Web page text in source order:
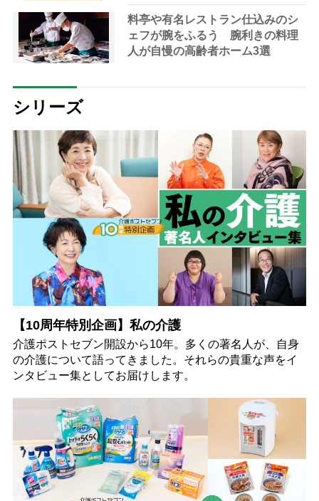
生きスープ」レシピを紹介
料亭や有名レストラン仕込みのシ
ェフが腕をふるう 腕利きの料理
人が自慢の高齢者ホーム3選
シリーズ
【10周年特別企画】私の介護
介護ポストセブン開設から10年。多くの著名人が、自身
の介護について語ってきました。それらの貴重な声をイ
ンタビュー集としてお届けします。